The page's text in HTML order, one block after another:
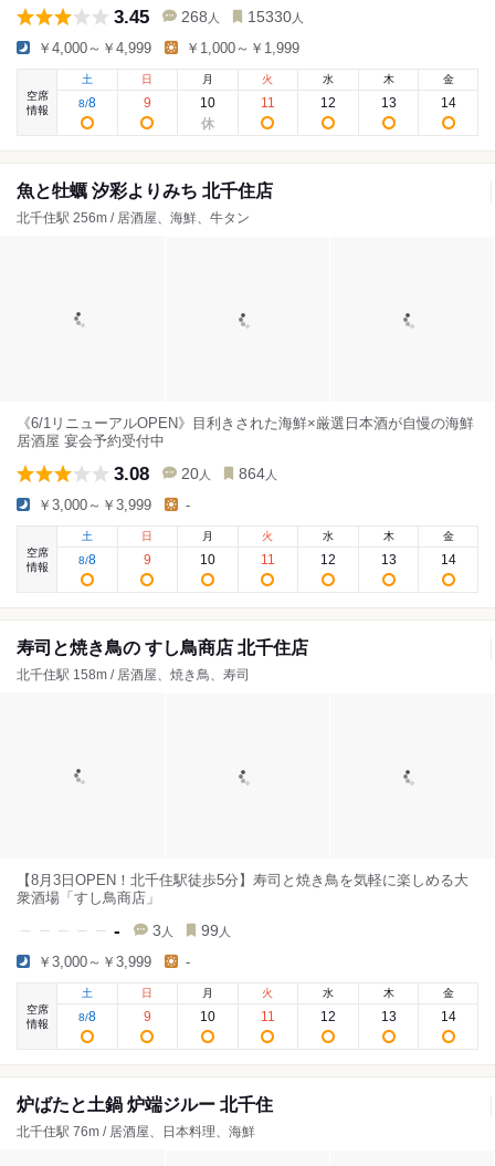
3.45 268 人 15330 人
￥4,000～￥4,999 ￥1,000～￥1,999
空席
情報
土
8/8
日
9
月
10
火
11
水
12
木
13
金
14
魚と牡蠣 汐彩よりみち 北千住店
北千住駅 256m / 居酒屋、海鮮、牛タン
《6/1リニューアルOPEN》目利きされた海鮮×厳選日本酒が自慢の海鮮
居酒屋 宴会予約受付中
3.08 20 人 864 人
￥3,000～￥3,999 -
空席
情報
土
8/8
日
9
月
10
火
11
水
12
木
13
金
14
寿司と焼き鳥の すし鳥商店 北千住店
北千住駅 158m / 居酒屋、焼き鳥、寿司
【8月3日OPEN！北千住駅徒歩5分】寿司と焼き鳥を気軽に楽しめる大
衆酒場「すし鳥商店」
- 3 人 99 人
￥3,000～￥3,999 -
空席
情報
土
8/8
日
9
月
10
火
11
水
12
木
13
金
14
炉ばたと土鍋 炉端ジルー 北千住
北千住駅 76m / 居酒屋、日本料理、海鮮